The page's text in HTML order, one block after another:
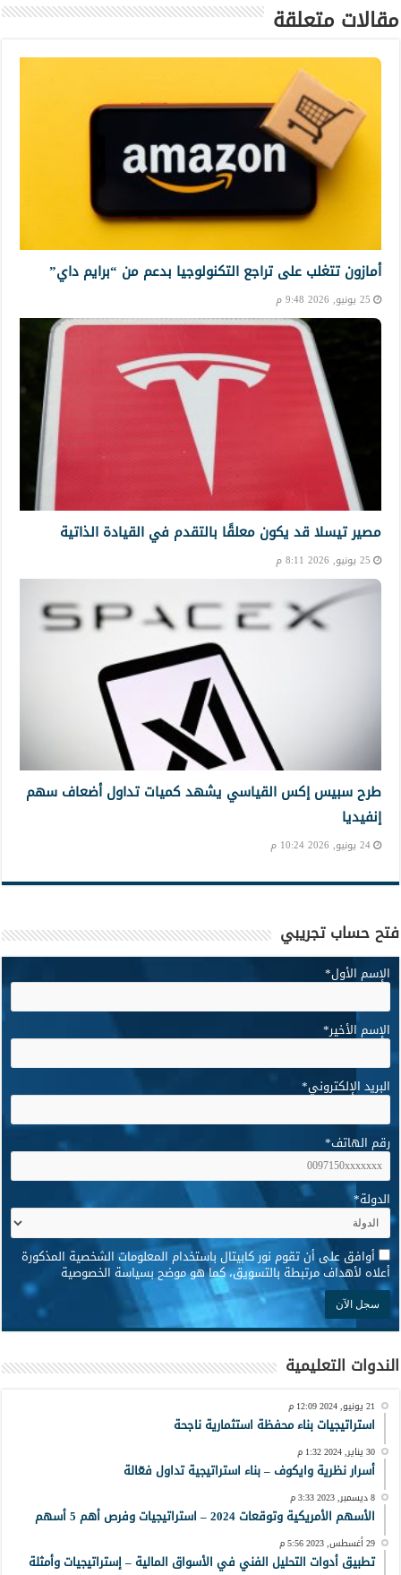
مقالات متعلقة
أمازون تتغلب على تراجع التكنولوجيا بدعم من “برايم داي”
25 يونيو, 2026 9:48 م
مصير تيسلا قد يكون معلقًا بالتقدم في القيادة الذاتية
25 يونيو, 2026 8:11 م
طرح سبيس إكس القياسي يشهد كميات تداول أضعاف سهم
إنفيديا
24 يونيو, 2026 10:24 م
فتح حساب تجريبي
الإسم الأول*
الإسم الأخير*
البريد الإلكتروني*
رقم الهاتف*
الدولة*
* أوافق على أن تقوم نور كابيتال باستخدام المعلومات الشخصية المذكورة
أعلاه لأهداف مرتبطة بالتسويق، كما هو موضح بسياسة الخصوصية
الندوات التعليمية
21 يونيو, 2024 12:09 م
استراتيجيات بناء محفظة استثمارية ناجحة
30 يناير, 2024 1:32 م
أسرار نظرية وايكوف – بناء استراتيجية تداول فعّالة
8 ديسمبر, 2023 3:33 م
الأسهم الأمريكية وتوقعات 2024 – استراتيجيات وفرص أهم 5 أسهم
29 أغسطس, 2023 5:56 م
تطبيق أدوات التحليل الفني في الأسواق المالية – إستراتيجيات وأمثلة